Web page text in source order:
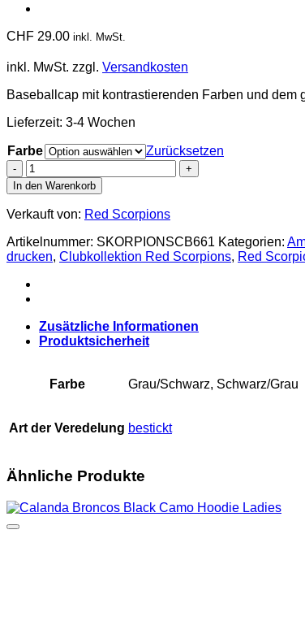
CHF 29.00 inkl. MwSt.
inkl. MwSt. zzgl. Versandkosten
Baseballcap mit kontrastierenden Farben und dem
Lieferzeit: 3-4 Wochen
Farbe
Zurücksetzen
Red
Scorpions
Snapback
Cap
Menge
In den Warenkorb
Verkauft von: Red Scorpions
Artikelnummer: SKORPIONSCB661 Kategorien:
drucken, Clubkollektion Red Scorpions, Red
Zusätzliche Informationen
Produktsicherheit
Farbe Grau/Schwarz, Schwarz/Grau
Art der Veredelung bestickt
Ähnliche Produkte